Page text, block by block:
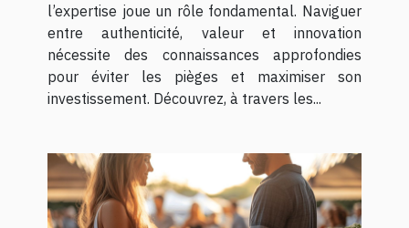
l’expertise joue un rôle fondamental. Naviguer
entre authenticité, valeur et innovation
nécessite des connaissances approfondies
pour éviter les pièges et maximiser son
investissement. Découvrez, à travers les...